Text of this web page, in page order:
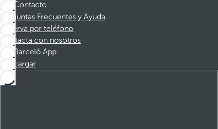
Contacto
Preguntas Frecuentes y Ayuda
Reserva por teléfono
Contacta con nosotros
Barceló App
Descargar